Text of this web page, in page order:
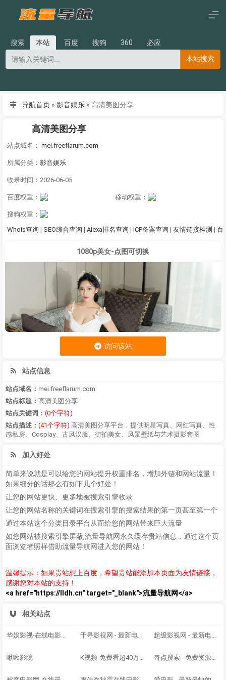
搜索 本站 百度 搜狗 360
必应
本站搜索
导航首页 » 影音娱乐 » 高清美图分享
高清美图分享
站点域名： mei.freeflarum.com
所属分类： 影音娱乐
收录时间：2026-06-05
百度权重： 移动权重：
搜狗权重：
Whois查询 | SEO综合查询 | Alexa排名查询 | ICP备案查询 | 友情链接检测 | 百
1080p美女-点图可切换
访问该站
站点信息
站点域名： mei.freeflarum.com
站点标题： 高清美图分享
站点关键词： (0个字符)
站点描述： (41个字符) 高清美图分享平台，提供明星写真、网红写真、性
感私房、Cosplay、古风汉服、街拍美女、风景壁纸与艺术摄影套图
加入好处
简单来说就是可以给您的网站提升权重排名，增加外链和网站流量！
如果细分的话那么有如下几个好处！
让您的网站更快、更多地被搜索引擎收录
让您的网站名称的关键词在搜索引擎的搜索结果的第一页甚至第一个
通过本站这个分类目录平台从而给您的网站带来巨大流量
如您网站被搜索引擎屏蔽,流量导航网永久缓存贵站信息，通过这个页
面浏览者照样借助流量导航网进入您的网站！
温馨提示：如果贵站想上百度，希望贵站能添加本页面为友情链接，
感谢您对本站的支持！
<a href="https://lldh.cn" target="_blank">流量导航网</a>
相关站点
千寻影视网 - 最新电影大片 - 高清播播影院 - 最新好看的电视剧免费在线观看 超级影视网 - 最新电影大片 - 高清播播影院 - 最新好看的电视剧免费在线观看 - www.cj1.cc
啾啾影院 K视频-免费看超40万+部海量电影视频 - www.661555.xyz 奇点搜索 - 免费资源搜索平台，网盘搜索神器，最新热门短剧，百度群组分享夸克云盘网盘下载，逆袭短剧推荐